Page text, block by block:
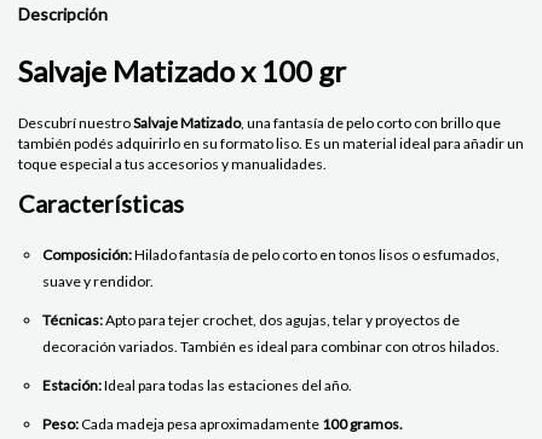
Descripción
Salvaje Matizado x 100 gr
Descubrí nuestroSalvaje Matizado, una fantasía de pelo corto con brillo que
también podés adquirirlo en su formato liso. Es un material ideal para añadir un
toque especial a tus accesorios y manualidades.
Características
Composición:Hilado fantasía de pelo corto en tonos lisos o esfumados,
suave y rendidor.
Técnicas:Apto para tejer crochet, dos agujas, telar y proyectos de
decoración variados. También es ideal para combinar con otros hilados.
Estación:Ideal para todas las estaciones del año.
Peso:Cada madeja pesa aproximadamente 100 gramos.